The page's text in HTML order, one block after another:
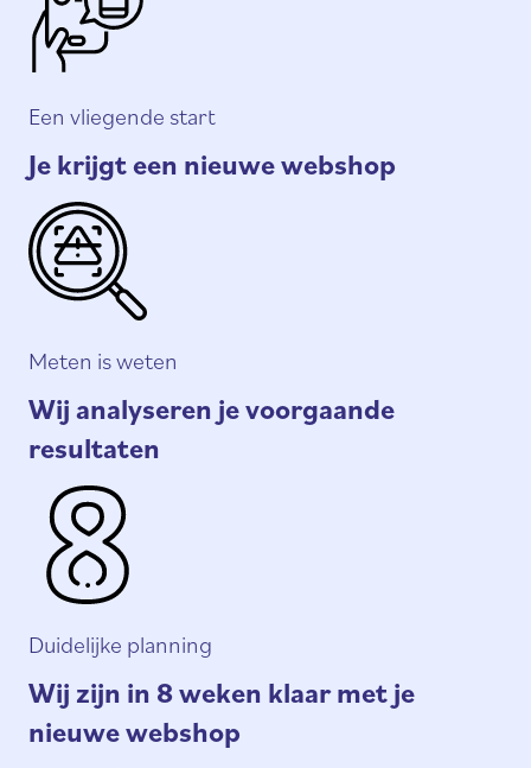
Een vliegende start
Je krijgt een nieuwe webshop
Meten is weten
Wij analyseren je voorgaande
resultaten
Duidelijke planning
Wij zijn in 8 weken klaar met je
nieuwe webshop